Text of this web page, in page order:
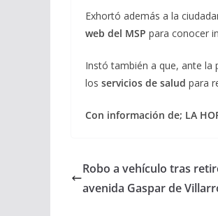
Exhortó además a la
web del MSP para conocer
Instó también a que, ante la
los servicios de salud para
Con información de; LA
Robo a vehículo tras
avenida Gaspar de